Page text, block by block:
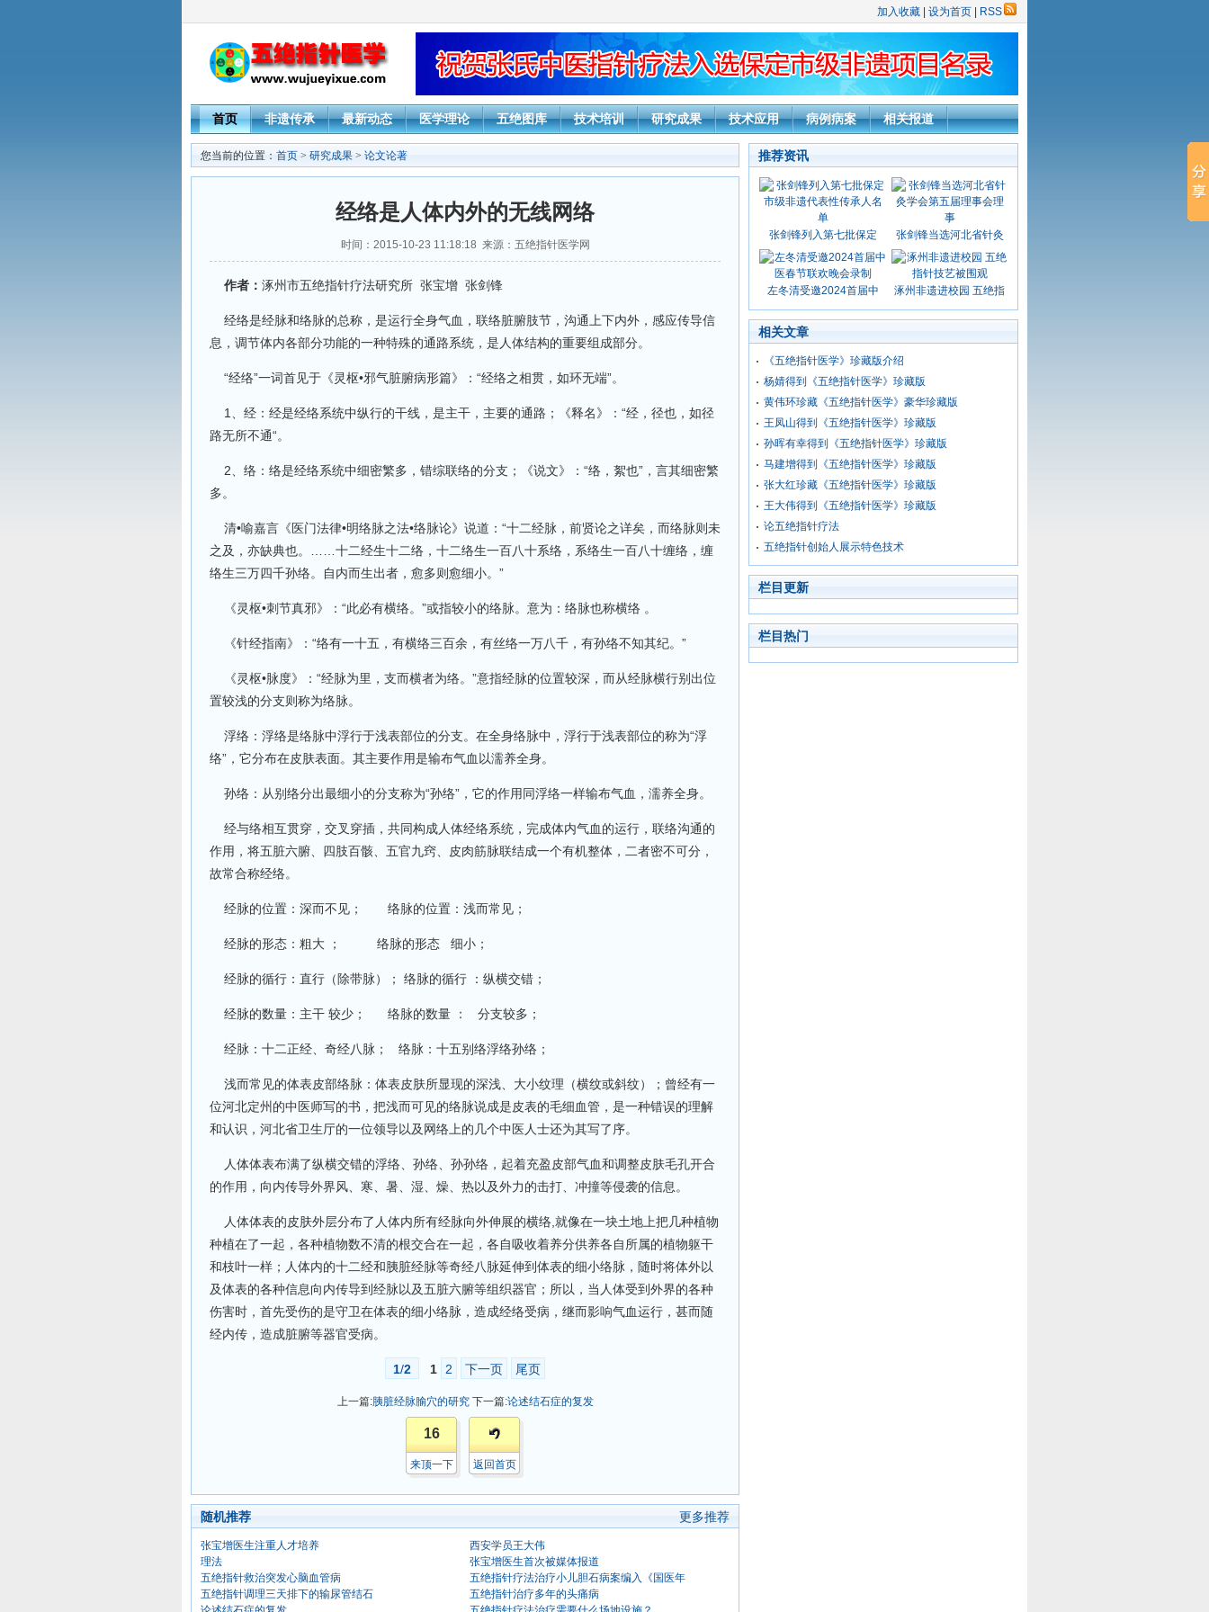
加入收藏 设为首页 RSS
首页 非遗传承 最新动态 医学理论 五绝图库 技术培训 研究成果 技术应用 病例病案 相关报道
您当前的位置： 首页 > 研究成果 > 论文论著
经络是人体内外的无线网络
时间：2015-10-23 11:18:18 来源：五绝指针医学网
作者： 涿州市五绝指针疗法研究所 张宝增 张剑锋
经络是经脉和络脉的总称，是运行全身气血，联络脏腑肢节，沟通上下内外，感应传导信
息，调节体内各部分功能的一种特殊的通路系统，是人体结构的重要组成部分。
“经络”一词首见于《灵枢•邪气脏腑病形篇》：“经络之相贯，如环无端”。
1、经：经是经络系统中纵行的干线，是主干，主要的通路；《释名》：“经，径也，如径
路无所不通“。
2、络：络是经络系统中细密繁多，错综联络的分支；《说文》：“络，絮也”，言其细密繁
多。
清•喻嘉言《医门法律•明络脉之法•络脉论》说道：“十二经脉，前贤论之详矣，而络脉则未
之及，亦缺典也。……十二经生十二络，十二络生一百八十系络，系络生一百八十缠络，缠
络生三万四千孙络。自内而生出者，愈多则愈细小。”
《灵枢•刺节真邪》：“此必有横络。”或指较小的络脉。意为：络脉也称横络 。
《针经指南》：“络有一十五，有横络三百余，有丝络一万八千，有孙络不知其纪。”
《灵枢•脉度》：“经脉为里，支而横者为络。”意指经脉的位置较深，而从经脉横行别出位
置较浅的分支则称为络脉。
浮络：浮络是络脉中浮行于浅表部位的分支。在全身络脉中，浮行于浅表部位的称为“浮
络”，它分布在皮肤表面。其主要作用是输布气血以濡养全身。
孙络：从别络分出最细小的分支称为“孙络”，它的作用同浮络一样输布气血，濡养全身。
经与络相互贯穿，交叉穿插，共同构成人体经络系统，完成体内气血的运行，联络沟通的
作用，将五脏六腑、四肢百骸、五官九窍、皮肉筋脉联结成一个有机整体，二者密不可分，
故常合称经络。
经脉的位置：深而不见； 络脉的位置：浅而常见；
经脉的形态：粗大 ； 络脉的形态 细小；
经脉的循行：直行（除带脉）； 络脉的循行 ：纵横交错；
经脉的数量：主干 较少； 络脉的数量 ： 分支较多；
经脉：十二正经、奇经八脉； 络脉：十五别络浮络孙络；
浅而常见的体表皮部络脉：体表皮肤所显现的深浅、大小纹理（横纹或斜纹）；曾经有一
位河北定州的中医师写的书，把浅而可见的络脉说成是皮表的毛细血管，是一种错误的理解
和认识，河北省卫生厅的一位领导以及网络上的几个中医人士还为其写了序。
人体体表布满了纵横交错的浮络、孙络、孙孙络，起着充盈皮部气血和调整皮肤毛孔开合
的作用，向内传导外界风、寒、暑、湿、燥、热以及外力的击打、冲撞等侵袭的信息。
人体体表的皮肤外层分布了人体内所有经脉向外伸展的横络,就像在一块土地上把几种植物
种植在了一起，各种植物数不清的根交合在一起，各自吸收着养分供养各自所属的植物躯干
和枝叶一样；人体内的十二经和胰脏经脉等奇经八脉延伸到体表的细小络脉，随时将体外以
及体表的各种信息向内传导到经脉以及五脏六腑等组织器官；所以，当人体受到外界的各种
伤害时，首先受伤的是守卫在体表的细小络脉，造成经络受病，继而影响气血运行，甚而随
经内传，造成脏腑等器官受病。
1/2 1 2 下一页 尾页
上一篇:胰脏经脉腧穴的研究 下一篇:论述结石症的复发
16
来顶一下 返回首页
随机推荐 更多推荐
张宝增医生注重人才培养
理法
五绝指针救治突发心脑血管病
五绝指针调理三天排下的输尿管结石
西安学员王大伟
张宝增医生首次被媒体报道
五绝指针疗法治疗小儿胆石病案编入《国医年
五绝指针治疗多年的头痛病
推荐资讯
张剑锋列入第七批保定 张剑锋当选河北省针灸
左冬清受邀2024首届中 涿州非遗进校园 五绝指
相关文章
《五绝指针医学》珍藏版介绍
杨婧得到《五绝指针医学》珍藏版
黄伟环珍藏《五绝指针医学》豪华珍藏版
王凤山得到《五绝指针医学》珍藏版
孙晖有幸得到《五绝指针医学》珍藏版
马建增得到《五绝指针医学》珍藏版
张大红珍藏《五绝指针医学》珍藏版
王大伟得到《五绝指针医学》珍藏版
论五绝指针疗法
五绝指针创始人展示特色技术
栏目更新
栏目热门